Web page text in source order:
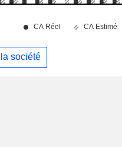
société